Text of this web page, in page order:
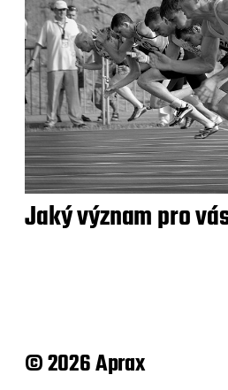
Jaký význam pro
© 2026 Aprax